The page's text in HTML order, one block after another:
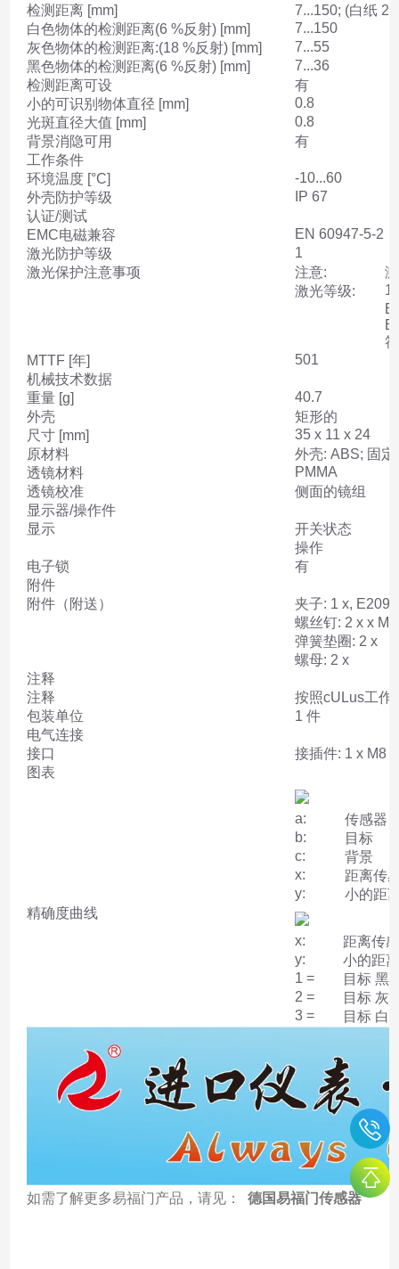
检测距离 [mm]
7...150; (白纸
白色物体的检测距离(6 %反射) [mm]
7...150
灰色物体的检测距离:(18 %反射) [mm]
7...55
黑色物体的检测距离(6 %反射) [mm]
7...36
检测距离可设
有
小的可识别物体直径 [mm]
0.8
光斑直径大值 [mm]
0.8
背景消隐可用
有
工作条件
环境温度 [°C]
-10...60
外壳防护等级
IP 67
认证/测试
EMC电磁兼容
EN 60947-5-2
激光防护等级
1
激光保护注意事项
注意:
激光等级:
1
MTTF [年]
501
机械技术数据
重量 [g]
40.7
外壳
矩形的
尺寸 [mm]
35 x 11 x 24
原材料
外壳: ABS; 固
透镜材料
PMMA
透镜校准
侧面的镜组
显示器/操作件
显示
开关状态
操作
电子锁
有
附件
附件（附送）
夹子: 1 x,
螺丝钉: 2 x x
弹簧垫圈: 2 x
螺母: 2 x
注释
注释
按照cULus工作
包装单位
1 件
电气连接
接口
接插件: 1 x M8
图表
a:
传感器
b:
目标
c:
背景
x:
距离传
y:
小的距
精确度曲线
x:
距离传
y:
小的距
1 =
目标 黑
2 =
目标 灰
3 =
目标 白
如需了解更多易福门产品，请见： 德国易福门传感器